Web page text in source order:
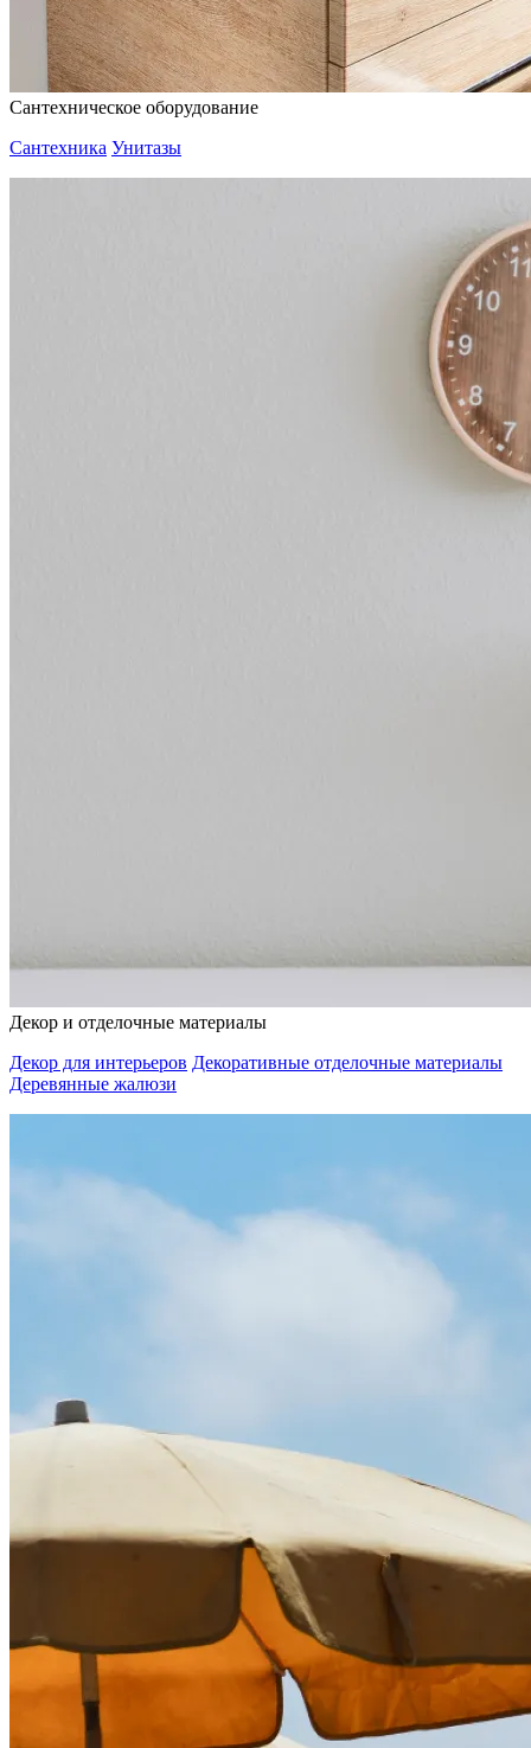
Сантехническое оборудование
Сантехника Унитазы
Декор и отделочные материалы
Декор для интерьеров Декоративные отделочные материалы
Деревянные жалюзи